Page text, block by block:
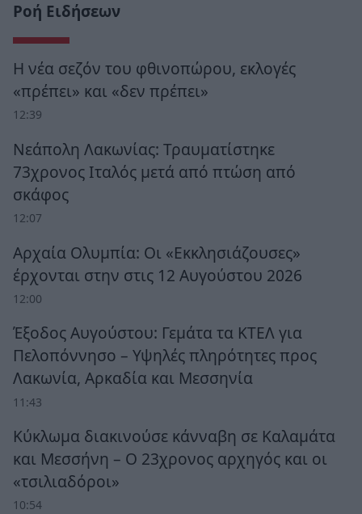
Ροή Ειδήσεων
Η νέα σεζόν του φθινοπώρου, εκλογές
«πρέπει» και «δεν πρέπει»
12:39
Νεάπολη Λακωνίας: Τραυματίστηκε
73χρονος Ιταλός μετά από πτώση από
σκάφος
12:07
Αρχαία Ολυμπία: Οι «Εκκλησιάζουσες»
έρχονται στην στις 12 Αυγούστου 2026
12:00
Έξοδος Αυγούστου: Γεμάτα τα ΚΤΕΛ για
Πελοπόννησο – Υψηλές πληρότητες προς
Λακωνία, Αρκαδία και Μεσσηνία
11:43
Κύκλωμα διακινούσε κάνναβη σε Καλαμάτα
και Μεσσήνη – Ο 23χρονος αρχηγός και οι
«τσιλιαδόροι»
10:54